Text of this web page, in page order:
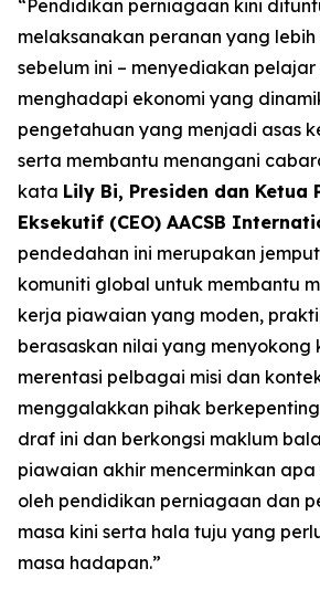
“Pendidikan perniagaan kini
melaksanakan peranan yang
sebelum ini – menyediakan
menghadapi ekonomi yang
pengetahuan yang menjadi asas
serta membantu menangani
kata Lily Bi, Presiden dan Ketua
Eksekutif (CEO) AACSB
pendedahan ini merupakan
komuniti global untuk membantu
kerja piawaian yang moden,
berasaskan nilai yang menyokong
merentasi pelbagai misi dan
menggalakkan pihak
draf ini dan berkongsi maklum
piawaian akhir mencerminkan
oleh pendidikan perniagaan dan
masa kini serta hala tuju yang
masa hadapan.”